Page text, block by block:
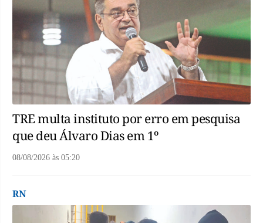
TRE multa instituto por erro em pesquisa
que deu Álvaro Dias em 1º
08/08/2026 às 05:20
RN